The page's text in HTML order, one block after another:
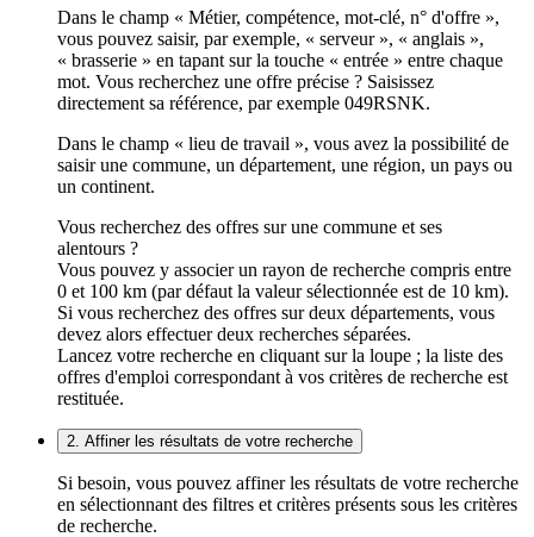
Dans le champ « Métier, compétence, mot-clé, n° d'offre »,
vous pouvez saisir, par exemple, « serveur », « anglais »,
« brasserie » en tapant sur la touche « entrée » entre chaque
mot. Vous recherchez une offre précise ? Saisissez
directement sa référence, par exemple 049RSNK.
Dans le champ « lieu de travail », vous avez la possibilité de
saisir une commune, un département, une région, un pays ou
un continent.
Vous recherchez des offres sur une commune et ses
alentours ?
Vous pouvez y associer un rayon de recherche compris entre
0 et 100 km (par défaut la valeur sélectionnée est de 10 km).
Si vous recherchez des offres sur deux départements, vous
devez alors effectuer deux recherches séparées.
Lancez votre recherche en cliquant sur la loupe ; la liste des
offres d'emploi correspondant à vos critères de recherche est
restituée.
2. Affiner les résultats de votre recherche
Si besoin, vous pouvez affiner les résultats de votre recherche
en sélectionnant des filtres et critères présents sous les critères
de recherche.